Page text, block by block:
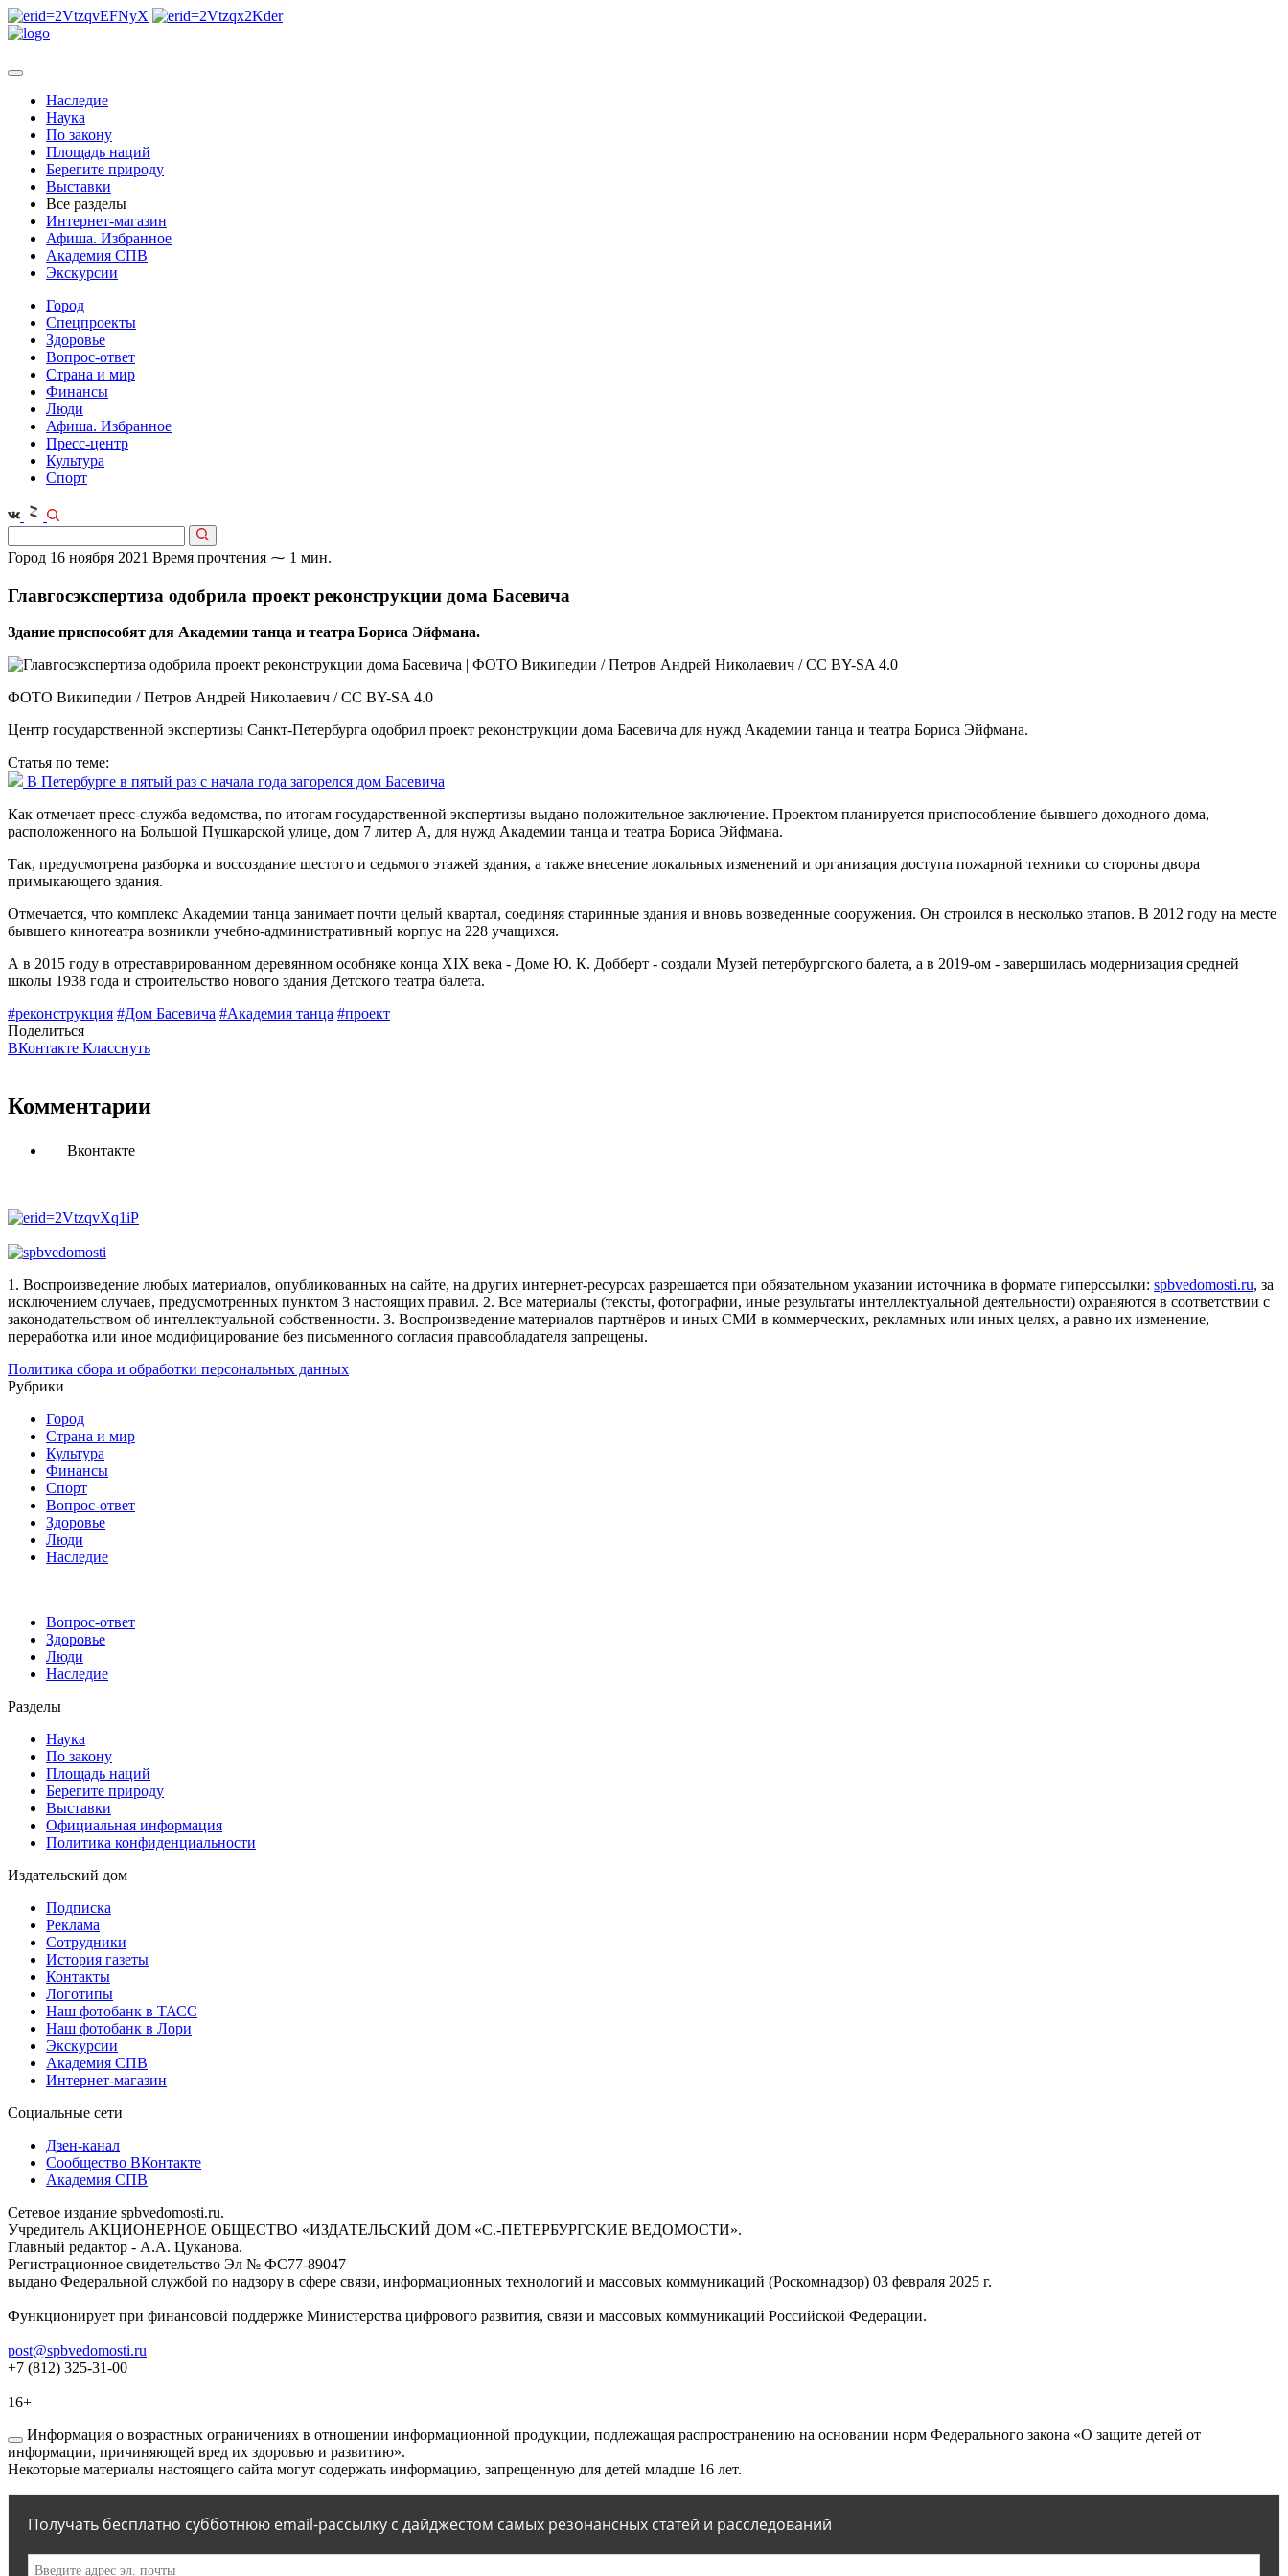
Наследие
Наука
По закону
Площадь наций
Берегите природу
Выставки
Все разделы
Интернет-магазин
Афиша. Избранное
Академия СПВ
Экскурсии
Город
Спецпроекты
Здоровье
Вопрос-ответ
Страна и мир
Финансы
Люди
Афиша. Избранное
Пресс-центр
Культура
Спорт
Город 16 ноября 2021 Время прочтения ⁓ 1 мин.
Главгосэкспертиза одобрила проект реконструкции дома Басевича
Здание приспособят для Академии танца и театра Бориса Эйфмана.
ФОТО Википедии / Петров Андрей Николаевич / CC BY-SA 4.0
Центр государственной экспертизы Санкт-Петербурга одобрил проект реконструкции дома Басевича для нужд Академии танца и театра Бориса Эйфмана.
Статья по теме:
В Петербурге в пятый раз с начала года загорелся дом Басевича
Как отмечает пресс-служба ведомства, по итогам государственной экспертизы выдано положительное заключение. Проектом планируется приспособление бывшего доходного дома,
расположенного на Большой Пушкарской улице, дом 7 литер А, для нужд Академии танца и театра Бориса Эйфмана.
Так, предусмотрена разборка и воссоздание шестого и седьмого этажей здания, а также внесение локальных изменений и организация доступа пожарной техники со стороны двора
примыкающего здания.
Отмечается, что комплекс Академии танца занимает почти целый квартал, соединяя старинные здания и вновь возведенные сооружения. Он строился в несколько этапов. В 2012 году на месте
бывшего кинотеатра возникли учебно-административный корпус на 228 учащихся.
А в 2015 году в отреставрированном деревянном особняке конца XIX века - Доме Ю. К. Добберт - создали Музей петербургского балета, а в 2019-ом - завершилась модернизация средней
школы 1938 года и строительство нового здания Детского театра балета.
#реконструкция #Дом Басевича #Академия танца #проект
Поделиться
ВКонтакте Класснуть
Комментарии
Вконтакте
1. Воспроизведение любых материалов, опубликованных на сайте, на других интернет-ресурсах разрешается при обязательном указании источника в формате гиперссылки: spbvedomosti.ru, за
исключением случаев, предусмотренных пунктом 3 настоящих правил. 2. Все материалы (тексты, фотографии, иные результаты интеллектуальной деятельности) охраняются в соответствии с
законодательством об интеллектуальной собственности. 3. Воспроизведение материалов партнёров и иных СМИ в коммерческих, рекламных или иных целях, а равно их изменение,
переработка или иное модифицирование без письменного согласия правообладателя запрещены.
Политика сбора и обработки персональных данных
Рубрики
Город
Страна и мир
Культура
Финансы
Спорт
Вопрос-ответ
Здоровье
Люди
Наследие
Вопрос-ответ
Здоровье
Люди
Наследие
Разделы
Наука
По закону
Площадь наций
Берегите природу
Выставки
Официальная информация
Политика конфиденциальности
Издательский дом
Подписка
Реклама
Сотрудники
История газеты
Контакты
Логотипы
Наш фотобанк в ТАСС
Наш фотобанк в Лори
Экскурсии
Академия СПВ
Интернет-магазин
Социальные сети
Дзен-канал
Сообщество ВКонтакте
Академия СПВ
Сетевое издание spbvedomosti.ru.
Учредитель АКЦИОНЕРНОЕ ОБЩЕСТВО «ИЗДАТЕЛЬСКИЙ ДОМ «С.-ПЕТЕРБУРГСКИЕ ВЕДОМОСТИ».
Главный редактор - А.А. Цуканова.
Регистрационное свидетельство Эл № ФС77-89047
выдано Федеральной службой по надзору в сфере связи, информационных технологий и массовых коммуникаций (Роскомнадзор) 03 февраля 2025 г.
Функционирует при финансовой поддержке Министерства цифрового развития, связи и массовых коммуникаций Российской Федерации.
post@spbvedomosti.ru
+7 (812) 325-31-00
16+
Информация о возрастных ограничениях в отношении информационной продукции, подлежащая распространению на основании норм Федерального закона «О защите детей от
информации, причиняющей вред их здоровью и развитию».
Некоторые материалы настоящего сайта могут содержать информацию, запрещенную для детей младше 16 лет.
Получать бесплатно субботнюю email-рассылку с дайджестом самых резонансных статей и расследований